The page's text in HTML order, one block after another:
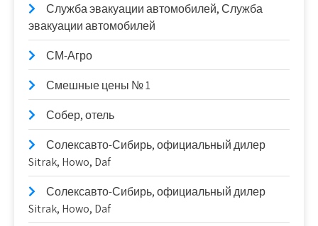
Служба эвакуации автомобилей, Служба
эвакуации автомобилей
СМ-Агро
Смешные цены № 1
Собер, отель
Солексавто-Сибирь, официальный дилер
Sitrak, Howo, Daf
Солексавто-Сибирь, официальный дилер
Sitrak, Howo, Daf